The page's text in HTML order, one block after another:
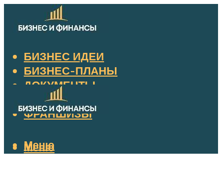
БИЗНЕС ИДЕИ
БИЗНЕС-ПЛАНЫ
ДОКУМЕНТЫ
НАЛОГИ
ФРАНШИЗЫ
Меню
Меню